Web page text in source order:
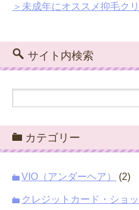
＞未成年にオススメ抑毛ク
サイト内検索
カテゴリー
VIO（アンダーヘア） (2)
クレジットカード・ショ